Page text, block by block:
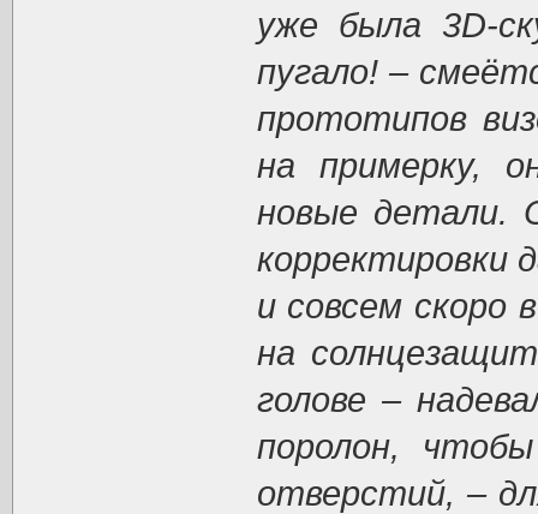
уже была 3D-
пугало! –
прототипов
на примерку,
новые детали.
корректировки
и совсем скоро
на
голове –
поролон,
отверстий, –